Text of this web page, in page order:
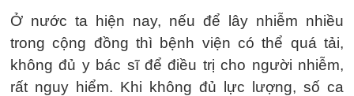
Ở nước ta hiện nay, nếu để lây nhiễm nhiều
trong cộng đồng thì bệnh viện có thể quá tải,
không đủ y bác sĩ để điều trị cho người nhiễm,
rất nguy hiểm. Khi không đủ lực lượng, số ca